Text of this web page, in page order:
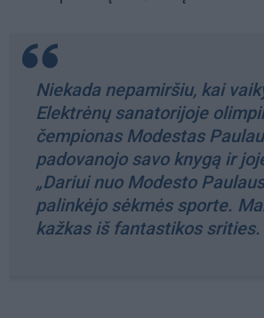
Niekada nepamiršiu, kai
Elektrėnų sanatorijoje
čempionas Modestas
padovanojo savo knygą ir
„Dariui nuo Modesto
palinkėjo sėkmės sporte.
kažkas iš fantastikos srities.